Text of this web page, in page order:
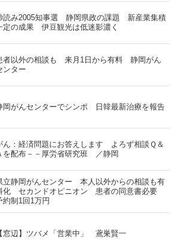
読み2005知事選 静岡県政の課題 新産業集積
定の成果 伊豆観光は低迷影濃く
者以外の相談も 来月1日から有料 静岡がん
ンター
岡がんセンターでシンポ 日韓最新治療を報告
ん：経済問題にお答えします よろず相談Ｑ＆
を配布－－厚労省研究班 ／静岡
立静岡がんセンター 本人以外からの相談も有
化 セカンドオピニオン 患者の同意書必要
約制1回1万円
【窓辺】ツバメ「営業中」 鳶巣賢一